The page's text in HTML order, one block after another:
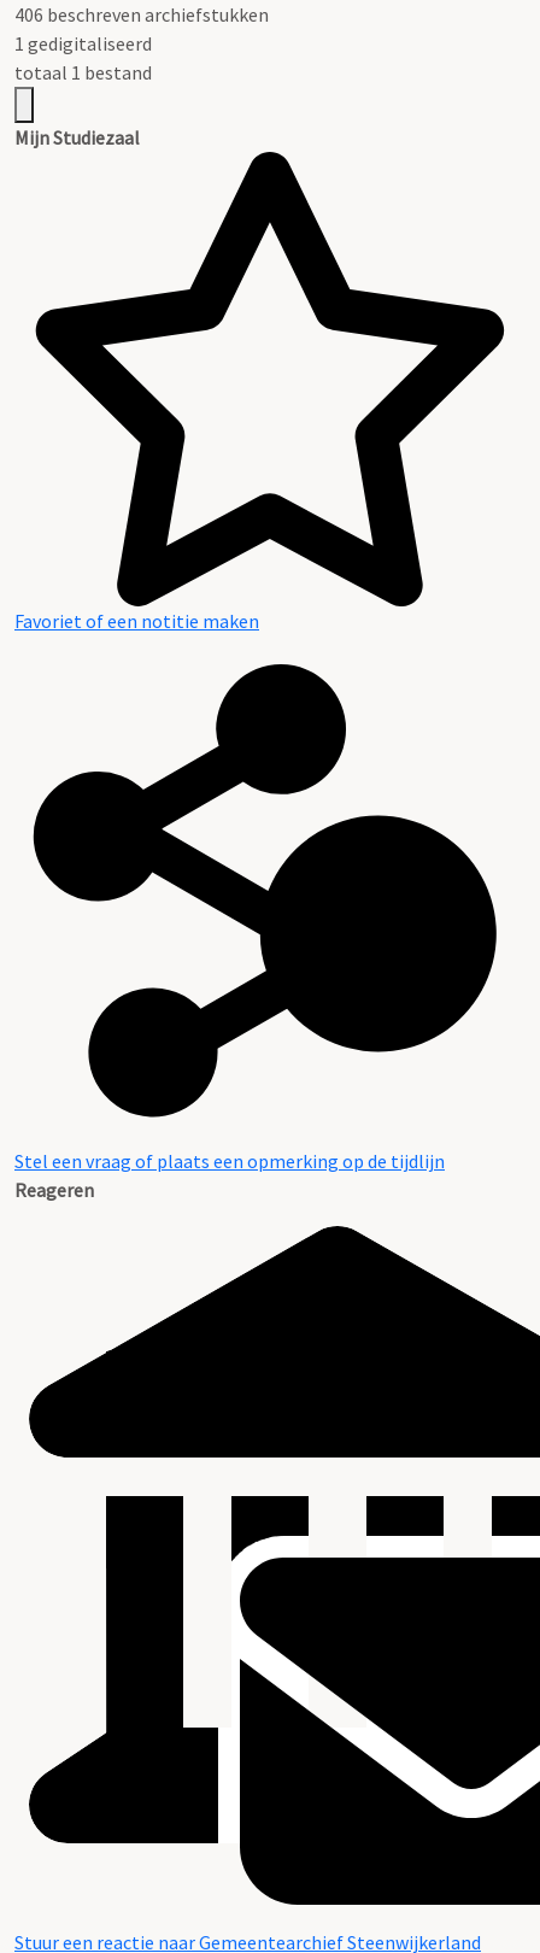
406 beschreven archiefstukken
1 gedigitaliseerd
totaal 1 bestand
Mijn Studiezaal
Favoriet of een notitie maken
Stel een vraag of plaats een opmerking op de tijdlijn
Reageren
Stuur een reactie naar Gemeentearchief Steenwijkerland